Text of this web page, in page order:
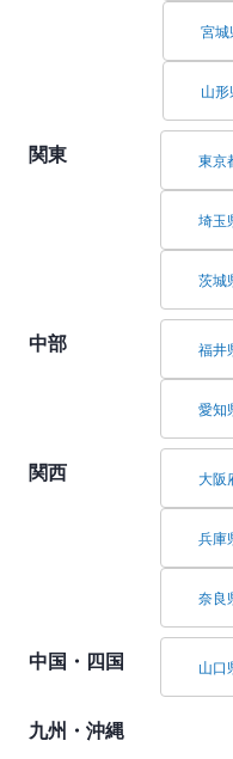
宮城
山形
関東 東京
埼玉
茨城
中部 福井
愛知
関西 大阪
兵庫
奈良
中国・四国 山口
九州・沖縄